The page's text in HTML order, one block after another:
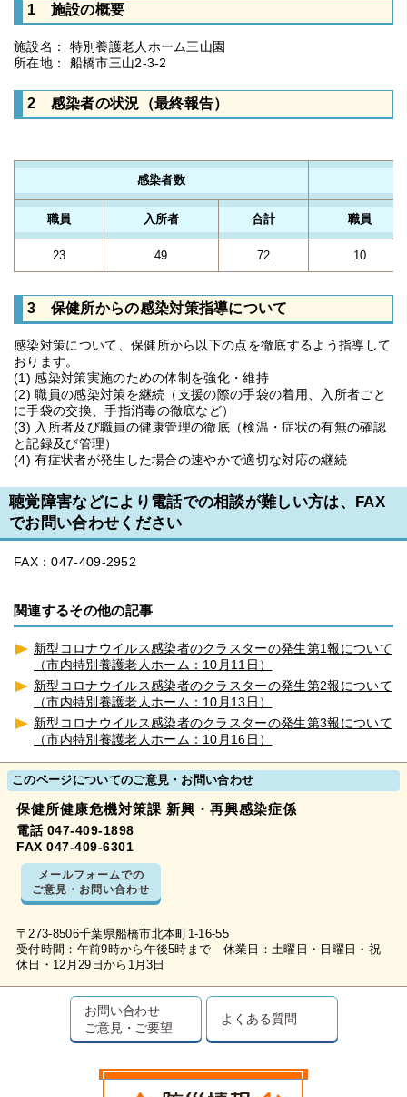
1 施設の概要
施設名： 特別養護老人ホーム三山園
所在地： 船橋市三山2-3-2
2 感染者の状況（最終報告）
感染者数
職員 入所者 合計 職員
23 49 72 10
3 保健所からの感染対策指導について
感染対策について、保健所から以下の点を徹底するよう指導して
おります。
(1) 感染対策実施のための体制を強化・維持
(2) 職員の感染対策を継続（支援の際の手袋の着用、入所者ごと
に手袋の交換、手指消毒の徹底など）
(3) 入所者及び職員の健康管理の徹底（検温・症状の有無の確認
と記録及び管理）
(4) 有症状者が発生した場合の速やかで適切な対応の継続
聴覚障害などにより電話での相談が難しい方は、FAX
でお問い合わせください
FAX：047-409-2952
関連するその他の記事
新型コロナウイルス感染者のクラスターの発生第1報について
（市内特別養護老人ホーム：10月11日）
新型コロナウイルス感染者のクラスターの発生第2報について
（市内特別養護老人ホーム：10月13日）
新型コロナウイルス感染者のクラスターの発生第3報について
（市内特別養護老人ホーム：10月16日）
このページについてのご意見・お問い合わせ
保健所健康危機対策課 新興・再興感染症係
電話 047-409-1898
FAX 047-409-6301
メールフォームでの
ご意見・お問い合わせ
〒273-8506千葉県船橋市北本町1-16-55
受付時間：午前9時から午後5時まで 休業日：土曜日・日曜日・祝
休日・12月29日から1月3日
お問い合わせ
ご意見・ご要望
よくある質問